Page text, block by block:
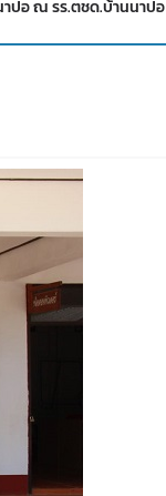
ปอ ณ รร.ตชด.บ้านนาปอ